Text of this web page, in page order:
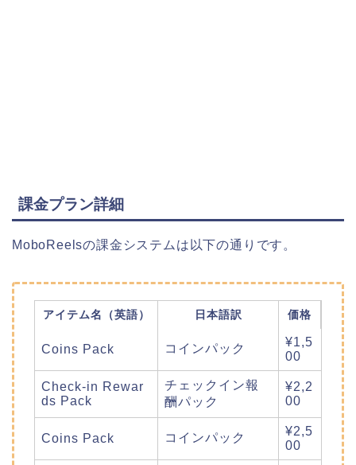
課金プラン詳細
MoboReelsの課金システムは以下の通りです。
アイテム名（英語） 日本語訳 価格
Coins Pack コインパック
¥1,5
00
Check-in Rewar
ds Pack
チェックイン報
酬パック
¥2,2
00
Coins Pack コインパック
¥2,5
00